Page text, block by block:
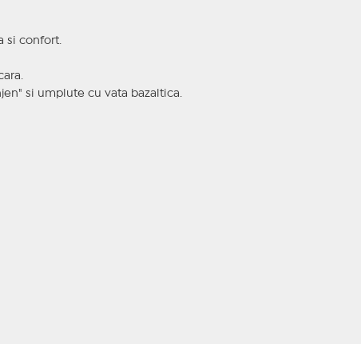
si confort.
si umplute cu vata bazaltica.